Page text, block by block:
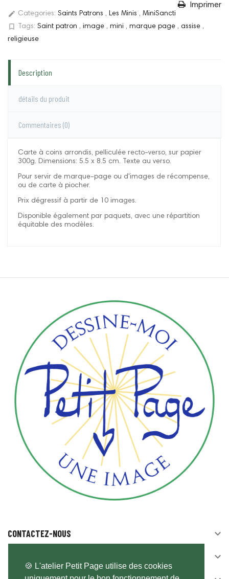
🍪 L'atelier Petit Page utilise des cookies
Imprimer
edit Categories: Saints Patrons , Les Minis , MiniSancti
bookmark_border Tags: Saint patron , image , mini , marque page , assise ,
religieuse
Description
détails du produit
Commentaires (0)
Carte à coins arrondis, pelliculée recto-verso, sur papier
300g. Dimensions: 5.5 x 8.5 cm. Texte au verso.
Pour servir de marque-page ou d'images de récompense,
ou de carte à piocher.
Prix dégressif à partir de 10 images.
Disponible également par paquets, avec une répartition
équitable des modèles.
CONTACTEZ-NOUS 
